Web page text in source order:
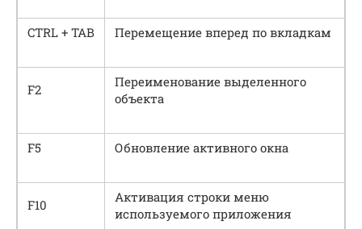
CTRL + TAB Перемещение вперед по вкладкам
F2
Переименование выделенного
объекта
F5 Обновление активного окна
F10
Активация строки меню
используемого приложения